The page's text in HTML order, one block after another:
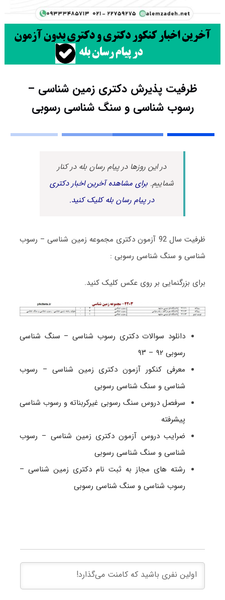
ظرفیت پذیرش دکتری زمین شناسی –
رسوب شناسی و سنگ شناسی رسوبی
در این روزها در پیام رسان بله در کنار
شماییم.برای مشاهده آخرین اخبار دکتری
در پیام رسان بله کلیک کنید.
ظرفیت سال 92 آزمون دکتری مجموعه زمین شناسی – رسوب
شناسی و سنگ شناسی رسوبی :
برای بزرگنمایی بر روی عکس کلیک کنید.
دانلود سوالات دکتری رسوب شناسی – سنگ شناسی
رسوبی ۹۲ – ۹۳
معرفی کنکور آزمون دکتری زمین شناسی – رسوب
شناسی و سنگ شناسی رسوبی
سرفصل دروس سنگ رسوبی غیرکربناته و رسوب شناسی
پیشرفته
ضرایب دروس آزمون دکتری زمین شناسی – رسوب
شناسی و سنگ شناسی رسوبی
رشته های مجاز به ثبت نام دکتری زمین شناسی –
رسوب شناسی و سنگ شناسی رسوبی